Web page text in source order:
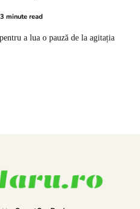
3 minute read
a lua o pauză de la agitația